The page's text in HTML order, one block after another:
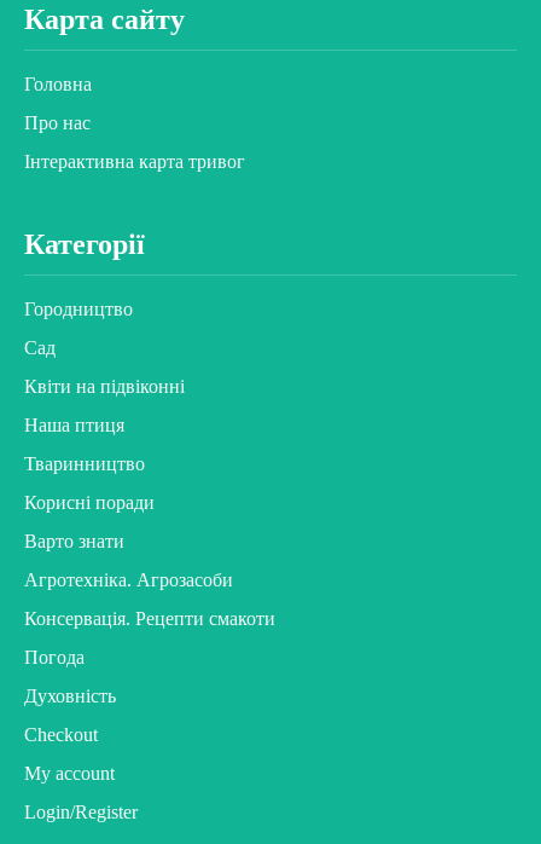
Карта сайту
Головна
Про нас
Інтерактивна карта тривог
Категорії
Городництво
Сад
Квіти на підвіконні
Наша птиця
Тваринництво
Корисні поради
Варто знати
Агротехніка. Агрозасоби
Консервація. Рецепти смакоти
Погода
Духовність
Checkout
My account
Login/Register